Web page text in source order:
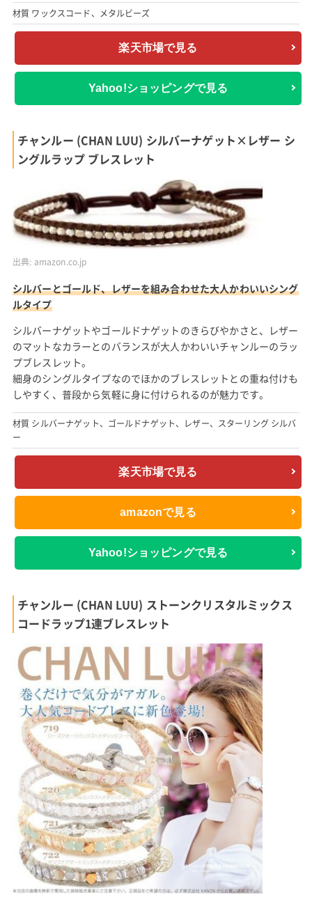
材質 ワックスコード、メタルビーズ
楽天市場で見る
Yahoo!ショッピングで見る
チャンルー (CHAN LUU) シルバーナゲット×レザー シ
ングルラップ ブレスレット
出典: amazon.co.jp
シルバーとゴールド、レザーを組み合わせた大人かわいいシング
ルタイプ
シルバーナゲットやゴールドナゲットのきらびやかさと、レザー
のマットなカラーとのバランスが大人かわいいチャンルーのラッ
プブレスレット。
細身のシングルタイプなのでほかのブレスレットとの重ね付けも
しやすく、普段から気軽に身に付けられるのが魅力です。
材質 シルバーナゲット、ゴールドナゲット、レザー、スターリング シルバ
ー
楽天市場で見る
amazonで見る
Yahoo!ショッピングで見る
チャンルー (CHAN LUU) ストーンクリスタルミックス
コードラップ1連ブレスレット